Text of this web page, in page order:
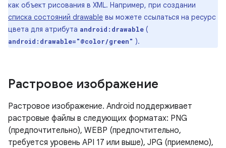
как объект рисования в XML. Например, при создании
списка состояний drawable вы можете ссылаться на ресурс
цвета для атрибута android:drawable (
android:drawable="@color/green" ).
Растровое изображение
Растровое изображение. Android поддерживает
растровые файлы в следующих форматах: PNG
(предпочтительно), WEBP (предпочтительно,
требуется уровень API 17 или выше), JPG (приемлемо),